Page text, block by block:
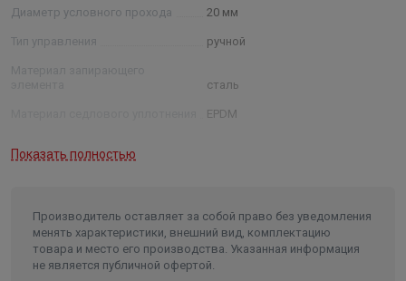
Диаметр условного прохода 20 мм
Тип управления ручной
сталь
EPDM
способность
15 м³/ч
Длина в упаковке, см. 27.000
Ширина в упаковке, см. 5.000
Показать полностью
Производитель оставляет за собой право без уведомления
менять характеристики, внешний вид, комплектацию
товара и место его производства. Указанная информация
не является публичной офертой.